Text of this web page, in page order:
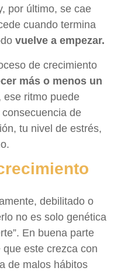
por último, se cae
cuando termina
vuelve a empezar.
de crecimiento
más o menos un
ese ritmo puede
de
tu nivel de estrés,
debilitado o
no es solo genética
En buena parte
este crezca con
de malos hábitos